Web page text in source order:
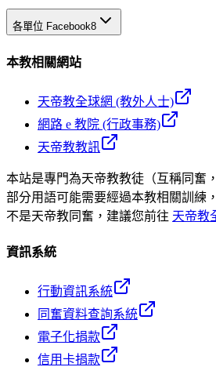
各單位 Facebook8
本教相關網站
天帝教全球網 (教外人士)
網路 e 教院 (行政事務)
天帝教教訊
本站是專門為天帝教教徒（互稱同奮
部分用語可能需要經過本教相關訓練
不是天帝教同奮，建議您前往 天帝教
資訊系統
行動資訊系統
同奮資料查詢系統
電子化捐款
信用卡捐款